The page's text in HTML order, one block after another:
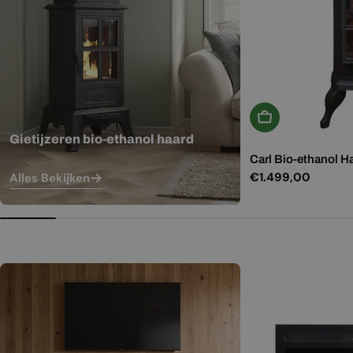
Gietijzeren bio-ethanol haard
Alles Bekijken
In Winkelwagen
Carl Bio-ethanol
Normale
€1.499,00